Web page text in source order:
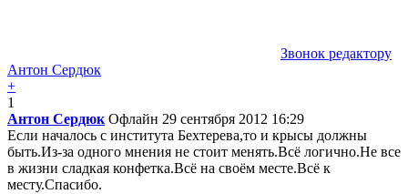
Звонок редактору
Антон Сердюк
+
1
Антон Сердюк Офлайн 29 сентября 2012 16:29
Если началось с института Бехтерева,то и крысы должны
быть.Из-за одного мнения не стоит менять.Всё логично.Не все
в жизни сладкая конфетка.Всё на своём месте.Всё к
месту.Спасибо.